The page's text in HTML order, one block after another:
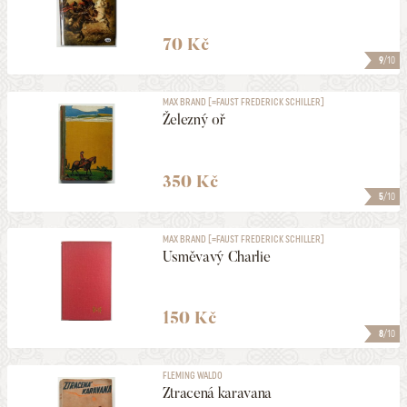
9/10
70 Kč
5/10
MAX BRAND [=FAUST FREDERICK SCHILLER]
Železný oř
350 Kč
8/10
MAX BRAND [=FAUST FREDERICK SCHILLER]
Usměvavý Charlie
150 Kč
FLEMING WALDO
Ztracená karavana